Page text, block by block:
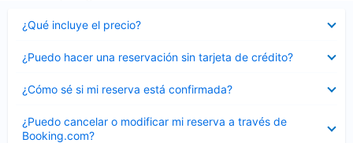
¿Qué incluye el precio?
cerrado
¿Puedo hacer una reservación sin tarjeta de crédito?
cerrado
¿Cómo sé si mi reserva está confirmada?
cerrado
¿Puedo cancelar o modificar mi reserva a través de
Booking.com?
cerrado